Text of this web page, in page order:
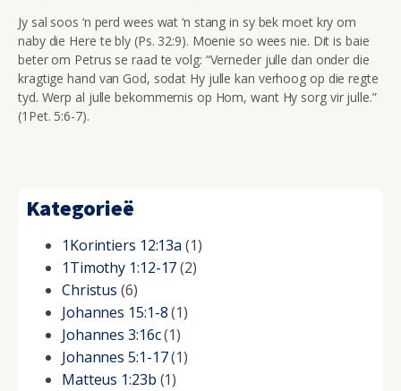
Jy sal soos ‘n perd wees wat ‘n stang in sy bek moet kry om
naby die Here te bly (Ps. 32:9). Moenie so wees nie. Dit is baie
beter om Petrus se raad te volg: “Verneder julle dan onder die
kragtige hand van God, sodat Hy julle kan verhoog op die regte
tyd. Werp al julle bekommernis op Hom, want Hy sorg vir julle.”
(1Pet. 5:6-7).
Kategorieë
1Korintiers 12:13a (1)
1Timothy 1:12-17(2)
Christus (6)
Johannes 15:1-8(1)
Johannes 3:16c(1)
Johannes 5:1-17(1)
Matteus 1:23b (1)